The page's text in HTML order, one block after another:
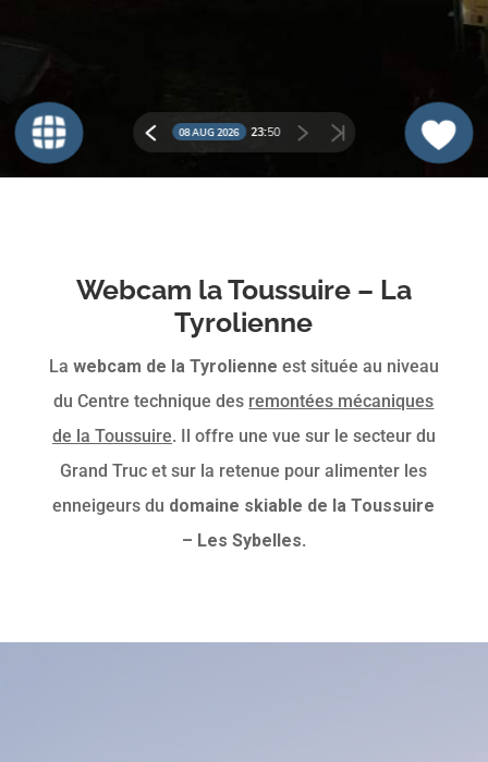
Webcam la Toussuire – La
Tyrolienne
La webcam de la Tyrolienne est située au niveau
du Centre technique des remontées mécaniques
de la Toussuire. Il offre une vue sur le secteur du
Grand Truc et sur la retenue pour alimenter les
enneigeurs du domaine skiable de la Toussuire
– Les Sybelles.